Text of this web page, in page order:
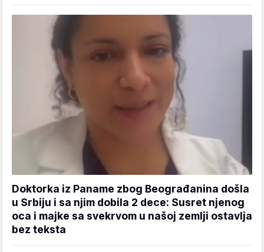
Doktorka iz Paname zbog Beograđanina došla
u Srbiju i sa njim dobila 2 dece: Susret njenog
oca i majke sa svekrvom u našoj zemlji ostavlja
bez teksta